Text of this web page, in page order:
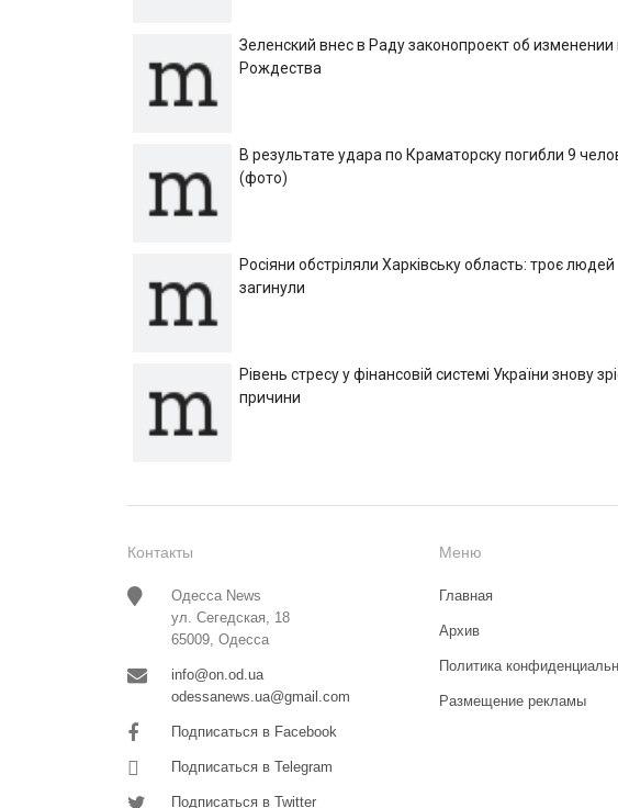
Зеленский внес в Раду законопроект об
Рождества
В результате удара по Краматорску погибли 9
(фото)
Росіяни обстріляли Харківську область: троє людей
загинули
Рівень стресу у фінансовій системі України знову
причини
Контакты
Одесса News
ул. Сегедская, 18
65009, Одесса
info@on.od.ua
odessanews.ua@gmail.com
Подписаться в Facebook
Подписаться в Telegram
Подписаться в Twitter
Меню
Главная
Архив
Политика
Размещение рекламы